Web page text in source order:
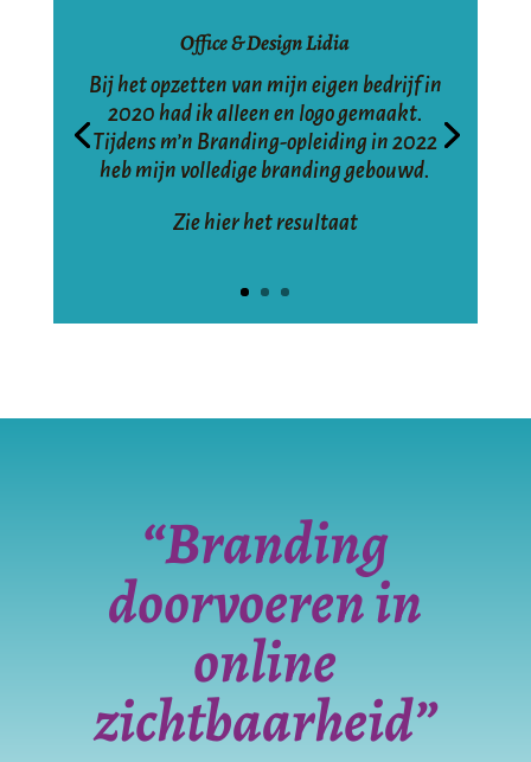
Office & Design Lidia
Bij het opzetten van mijn eigen bedrijf in
2020 had ik alleen en logo gemaakt.
Tijdens m’n Branding-opleiding in 2022
heb mijn volledige branding gebouwd.
Zie hier het resultaat
“Branding
doorvoeren in
online
zichtbaarheid”